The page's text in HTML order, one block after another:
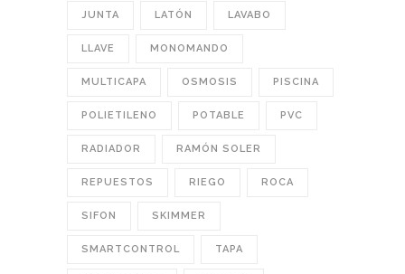
JUNTA LATÓN LAVABO
LLAVE MONOMANDO
MULTICAPA OSMOSIS PISCINA
POLIETILENO POTABLE PVC
RADIADOR RAMÓN SOLER
REPUESTOS RIEGO ROCA
SIFON SKIMMER
SMARTCONTROL TAPA